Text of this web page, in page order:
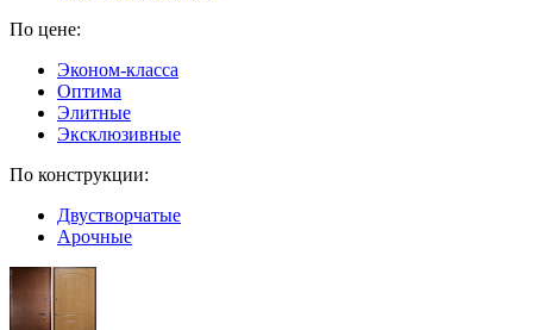
По цене:
Эконом-класса
Оптима
Элитные
Эксклюзивные
По конструкции:
Двустворчатые
Арочные